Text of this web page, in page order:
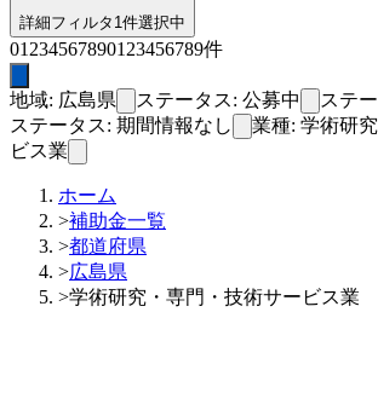
詳細フィルタ 1件選択中
01 2345678901 23456789件
地域: 広島県 ステータス: 公募中
ステ
ステータス: 期間情報なし
業種: 学術研
ビス業
ホーム
>補助金一覧
>都道府県
>広島県
>学術研究・専門・技術サービス業